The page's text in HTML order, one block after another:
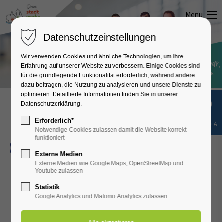
Menu
Unsere Zertifizierungen
zur Gewährleistung eines angemessenen Schutzes
gegen Bedrohungen für Telekommunikations- und
elektronische Datenverarbeitungssysteme, die für
einen sicheren Netzbetrieb notwendig sind.
Shift+Alt+A
Datenschutzeinstellungen
Wir verwenden Cookies und ähnliche Technologien, um Ihre
Erfahrung auf unserer Website zu verbessern. Einige Cookies sind
für die grundlegende Funktionalität erforderlich, während andere
dazu beitragen, die Nutzung zu analysieren und unsere Dienste zu
optimieren. Detaillierte Informationen finden Sie in unserer
Datenschutzerklärung.
Erforderlich*
Notwendige Cookies zulassen damit die Website korrekt
funktioniert
Externe Medien
Externe Medien wie Google Maps, OpenStreetMap und
Youtube zulassen
Statistik
Google Analytics und Matomo Analytics zulassen